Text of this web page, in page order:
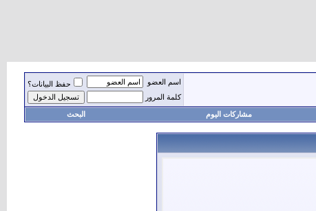
اسم العضو
حفظ البيانات؟
كلمة المرور
مشاركات اليوم البحث